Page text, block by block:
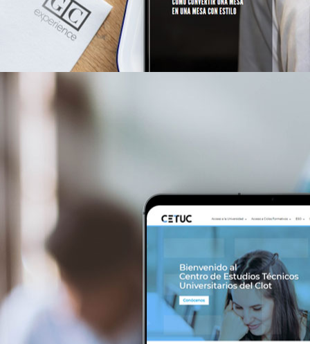
gcexperience.es/a>
cetuc.cat